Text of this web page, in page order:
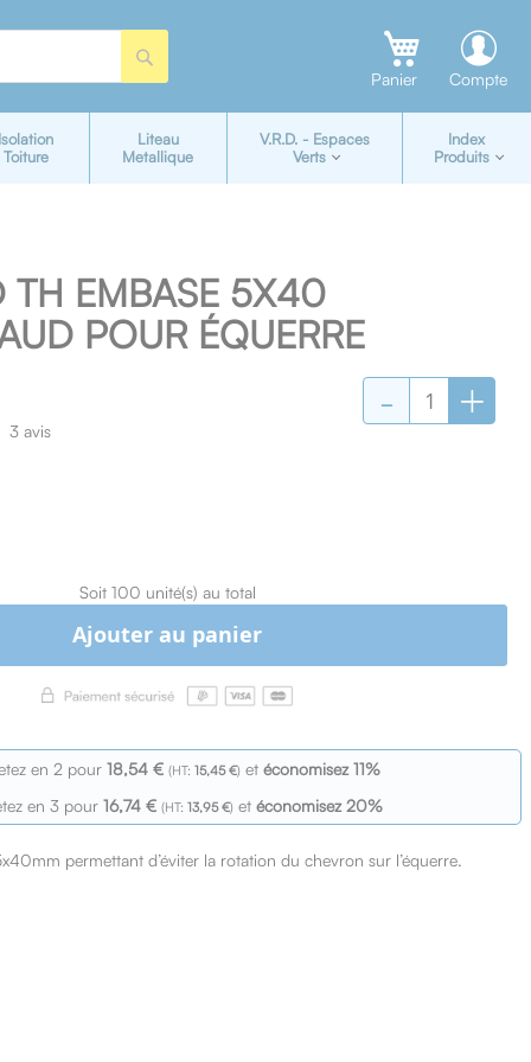
Compte
Panier
Toiture
Liteau
Metallique
V.R.D. - Espaces
Verts
Index
Produits
TH EMBASE 5X40
POUR ÉQUERRE
3avis - +
Soit 100 unité(s) au total
Ajouter au panier
en 2 pour 18,54 € 15,45 € et économisez11%
en 3 pour16,74 € 13,95 € etéconomisez20%
permettant d’éviter la rotation du chevron sur l’équerre.